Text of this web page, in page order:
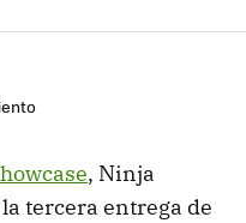
, Ninja
tercera entrega de